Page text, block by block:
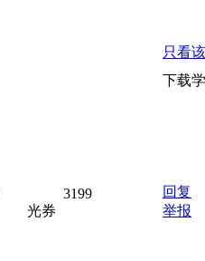
3199
光券
只看
下载
回复
举报